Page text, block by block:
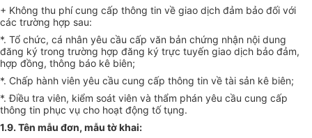
+ Không thu phí cung cấp thông tin về giao dịch đảm bảo đối với
các trường hợp sau:
*. Tổ chức, cá nhân yêu cầu cấp văn bản chứng nhận nội dung
đăng ký trong trường hợp đăng ký trực tuyến giao dịch bảo đảm,
hợp đồng, thông báo kê biên;
*. Chấp hành viên yêu cầu cung cấp thông tin về tài sản kê biên;
*. Điều tra viên, kiểm soát viên và thẩm phán yêu cầu cung cấp
thông tin phục vụ cho hoạt động tố tụng.
1.9. Tên mẫu đơn, mẫu tờ khai: